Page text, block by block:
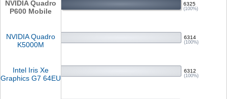
NVIDIA Quadro
P600 Mobile
6325
(100%)
NVIDIA Quadro
K5000M
6314
(100%)
Intel Iris Xe
Graphics G7 64EU
6312
(100%)